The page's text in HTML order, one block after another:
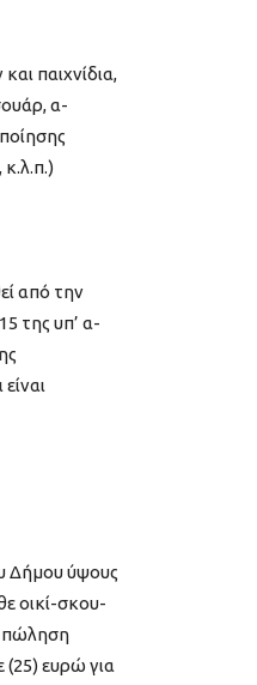
παιχνίδια,
α-
κ.λ.π.)
από την
της υπ’ α-
Δήμου ύψους
οικί-σκου-
πώληση
(25) ευρώ για